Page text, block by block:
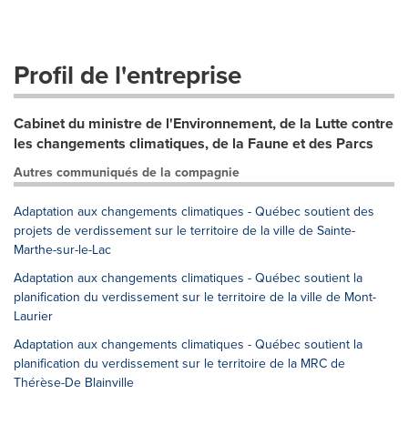
Profil de l'entreprise
Cabinet du ministre de l'Environnement, de la Lutte contre
les changements climatiques, de la Faune et des Parcs
Autres communiqués de la compagnie
Adaptation aux changements climatiques - Québec soutient des
projets de verdissement sur le territoire de la ville de Sainte-
Marthe-sur-le-Lac
Adaptation aux changements climatiques - Québec soutient la
planification du verdissement sur le territoire de la ville de Mont-
Laurier
Adaptation aux changements climatiques - Québec soutient la
planification du verdissement sur le territoire de la MRC de
Thérèse-De Blainville